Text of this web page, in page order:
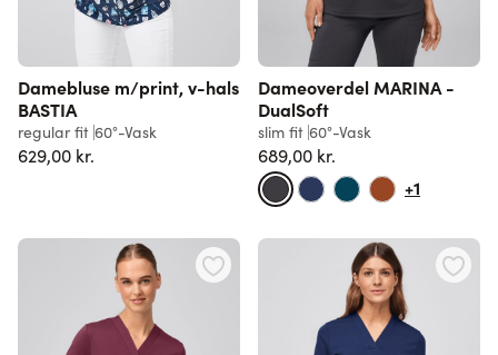
Damebluse m/print, v-hals
BASTIA
regular fit 60°-Vask
629,00 kr.
Dameoverdel MARINA -
DualSoft
slim fit 60°-Vask
689,00 kr.
+1